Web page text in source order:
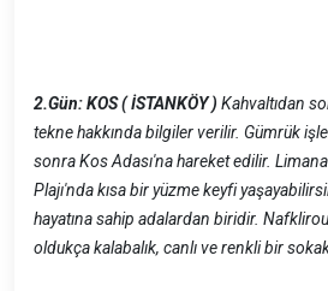
2.Gün: KOS ( İSTANKÖY ) Kahvaltıdan
tekne hakkında bilgiler verilir. Gümrük
sonra Kos Adası'na hareket edilir.
Plajı'nda kısa bir yüzme keyfi
hayatına sahip adalardan biridir.
oldukça kalabalık, canlı ve renkli bir